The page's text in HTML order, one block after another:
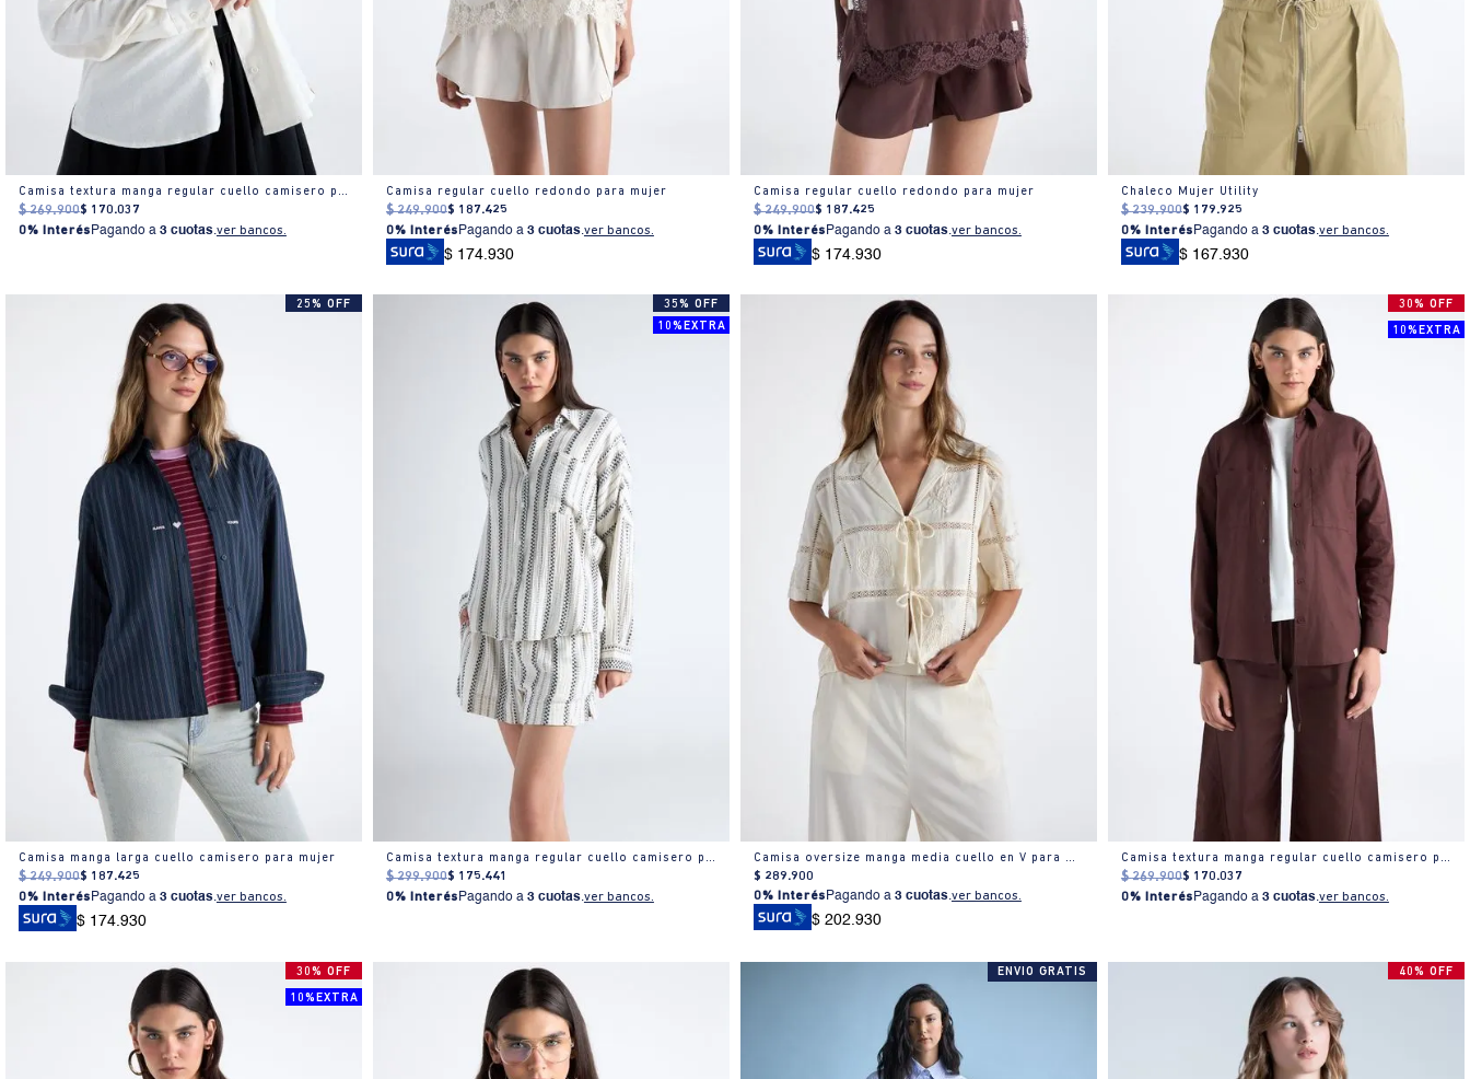
Camisa textura manga regular cuello camisero para mujer
$ 269.900$ 170.037
0% Interés Pagando a 3 cuotas.ver bancos.
Camisa regular cuello redondo para mujer
$ 249.900$ 187.425
0% Interés Pagando a 3 cuotas.ver bancos.
$ 174.930
Camisa regular cuello redondo para mujer
$ 249.900$ 187.425
0% Interés Pagando a 3 cuotas.ver bancos.
$ 174.930
Chaleco Mujer Utility
$ 239.900$ 179.925
0% Interés Pagando a 3 cuotas.ver bancos.
$ 167.930
25% OFF
Camisa manga larga cuello camisero para mujer
$ 249.900$ 187.425
0% InterésPagando a 3 cuotas.ver bancos.
$ 174.930
35% OFF
10%EXTRA
Camisa textura manga regular cuello camisero para mujer
$ 299.900$ 175.441
0% InterésPagando a 3 cuotas.ver bancos.
Camisa oversize manga media cuello en V para mujer
$ 289.900
0% InterésPagando a 3 cuotas.ver bancos.
$ 202.930
30% OFF
10%EXTRA
Camisa textura manga regular cuello camisero para mujer
$ 269.900$ 170.037
0% InterésPagando a 3 cuotas.ver bancos.
30% OFF
10%EXTRA
ENVIO GRATIS 40% OFF